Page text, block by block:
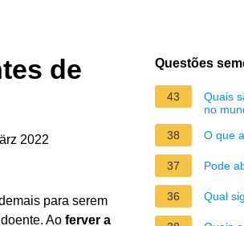
de
2022
para serem
Ao ferver a
Questões
43
Quais
no
38
O que
37 Pode
36 Qual